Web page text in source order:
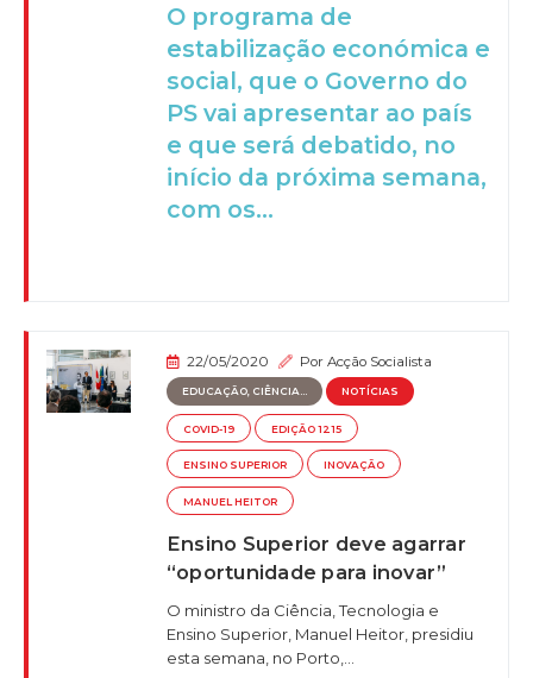
O programa de
estabilização económica e
social, que o Governo do
PS vai apresentar ao país
e que será debatido, no
início da próxima semana,
com os...
22/05/2020 PorAcção Socialista
EDUCAÇÃO, CIÊNCIA... NOTÍCIAS
COVID-19 EDIÇÃO 1215
ENSINO SUPERIOR INOVAÇÃO
MANUEL HEITOR
Ensino Superior deve agarrar
“oportunidade para inovar”
O ministro da Ciência, Tecnologia e
Ensino Superior, Manuel Heitor, presidiu
esta semana, no Porto,...